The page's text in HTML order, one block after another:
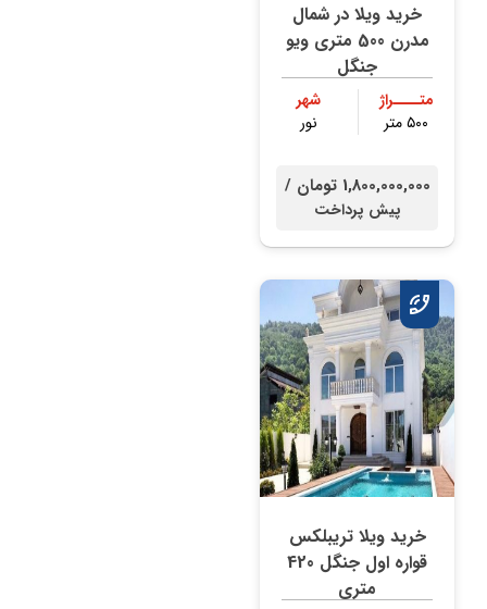
خرید ویلا در شمال
مدرن 500 متری ویو
جنگل
متــــراژ
۵۰۰ متر
شهر
نور
1,800,000,000 تومان /
پیش پرداخت
خرید ویلا تریبلکس
قواره اول جنگل 420
متری